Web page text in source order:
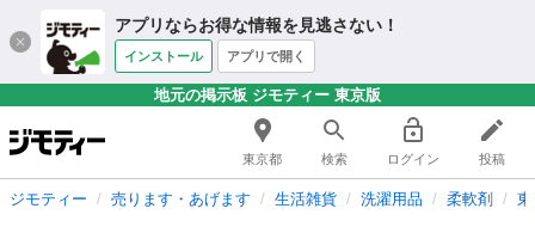
アプリならお得な情報を見逃さない！
インストール アプリで開く
地元の掲示板 ジモティー 東京版
東京都 検索 ログイン 投稿
ジモティー 売ります・あげます 生活雑貨 洗濯用品 柔軟剤